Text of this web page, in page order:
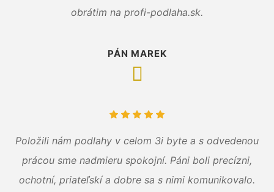
obrátim na profi-podlaha.sk.
PÁN MAREK
Položili nám podlahy v celom 3i byte a s odvedenou
prácou sme nadmieru spokojní. Páni boli precízni,
ochotní, priateľskí a dobre sa s nimi komunikovalo.